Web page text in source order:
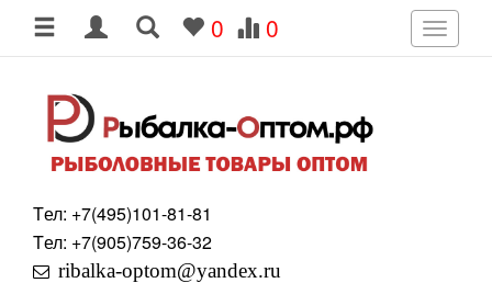
0 0
Toggle
Tел: +7(495)101-81-81
Tел: +7(905)759-36-32
ribalka-optom@yandex.ru